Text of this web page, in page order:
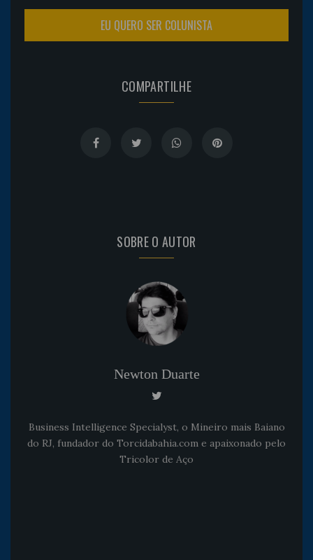
EU QUERO SER COLUNISTA
COMPARTILHE
SOBRE O AUTOR
Newton Duarte
Business Intelligence Specialyst, o Mineiro mais Baiano
do RJ, fundador do Torcidabahia.com e apaixonado pelo
Tricolor de Aço